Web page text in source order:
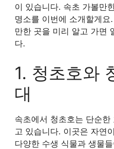
이 있습니다. 속초 가볼만
명소를 이번에 소개할게
만한 곳을 미리 알고 가면
다.
1. 청초호와
대
속초에서 청초호는 단순
고 있습니다. 이곳은 자연
다양한 수생 식물과 생물